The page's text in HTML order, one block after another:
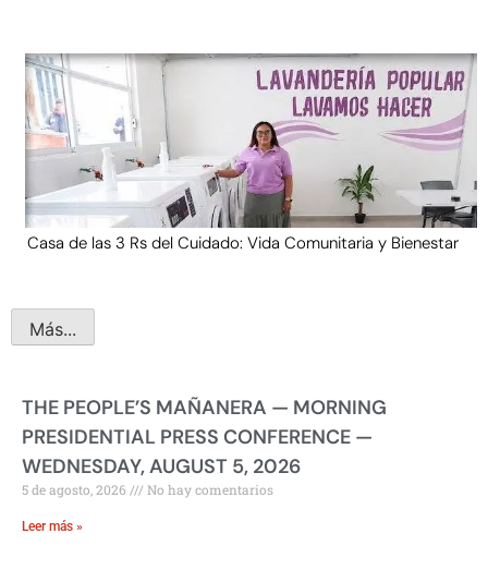
Casa de las 3 Rs del Cuidado: Vida Comunitaria y Bienestar
Más...
THE PEOPLE’S MAÑANERA — MORNING
PRESIDENTIAL PRESS CONFERENCE —
WEDNESDAY, AUGUST 5, 2026
5 de agosto, 2026 No hay comentarios
Leer más »